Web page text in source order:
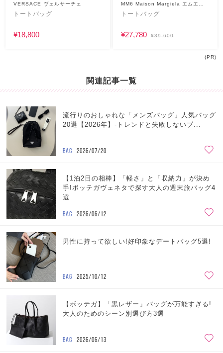
VERSACE ヴェルサーチェ
トートバッグ
¥18,800
MM6 Maison Margiela エムエム
シックス
トートバッグ
¥27,780 ¥39,600
(PR)
関連記事一覧
流行りのおしゃれな「メンズバッグ」人気バッグ
20選【2026年】-トレンドと失敗しないブ...
BAG 2026/07/20
【1泊2日の相棒】「軽さ」と「収納力」が決め
手!ボッテガヴェネタで探す大人の週末旅バッグ4
選
BAG 2026/06/12
男性に持って欲しい!好印象なデートバッグ5選!
BAG 2025/10/12
【ボッテガ】「黒レザー」バッグが万能すぎる!
大人のためのシーン別選び方3選
BAG 2026/06/13